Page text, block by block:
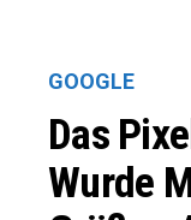
GOOGLE
Das
Wurde